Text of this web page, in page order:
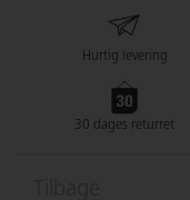
Hurtig levering
30 dages returret